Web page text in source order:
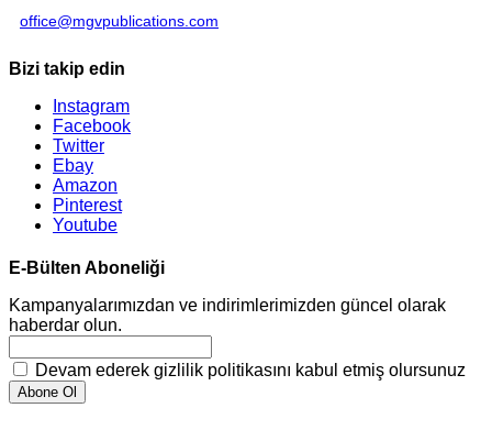
office@mgvpublications.com
Bizi takip edin
Instagram
Facebook
Twitter
Ebay
Amazon
Pinterest
Youtube
E-Bülten Aboneliği
Kampanyalarımızdan ve indirimlerimizden güncel olarak
haberdar olun.
Devam ederek gizlilik politikasını kabul etmiş olursunuz